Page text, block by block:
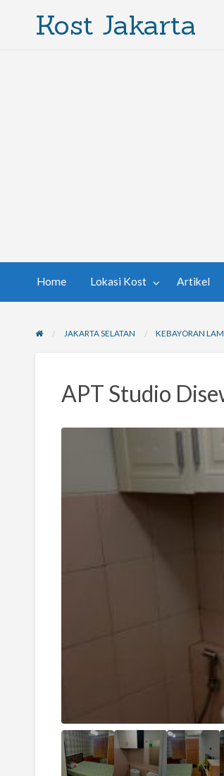
Kost Jakarta
Home Lokasi Kost Artikel
JAKARTA SELATAN KEBAYORAN
APT Studio